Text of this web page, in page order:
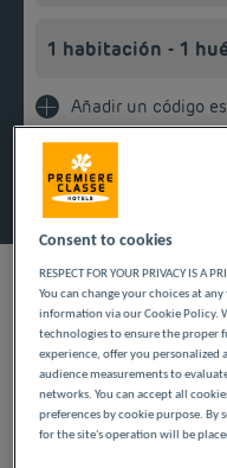
Añadir un código
PRECIOS
Consent to cookies
RESPECT FOR YOUR PRIVACY IS A
You can change your choices at
information via our Cookie Policy.
technologies to ensure the proper
experience, offer you personalized
audience measurements to
networks. You can accept all
preferences by cookie purpose. By
for the site's operation will be